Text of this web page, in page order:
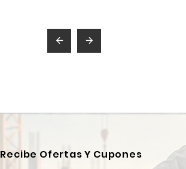
 
Recibe Ofertas Y Cupones